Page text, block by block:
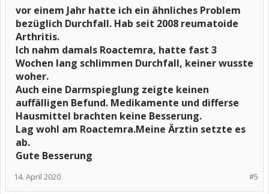
vor einem Jahr hatte ich ein ähnliches Problem
bezüglich Durchfall. Hab seit 2008 reumatoide
Arthritis.
Ich nahm damals Roactemra, hatte fast 3
Wochen lang schlimmen Durchfall, keiner wusste
woher.
Auch eine Darmspieglung zeigte keinen
auffälligen Befund. Medikamente und differse
Hausmittel brachten keine Besserung.
Lag wohl am Roactemra.Meine Ärztin setzte es
ab.
Gute Besserung
#5
14. April 2020